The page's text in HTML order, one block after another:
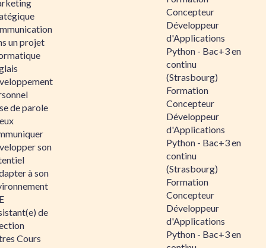
un projet
de parole
son
à son
de
Cours
Concepteur
Développeur
d'Applications
Python - Bac+3 en
continu
(Strasbourg)
Formation
Concepteur
Développeur
d'Applications
Python - Bac+3 en
continu
(Strasbourg)
Formation
Concepteur
Développeur
d'Applications
Python - Bac+3 en